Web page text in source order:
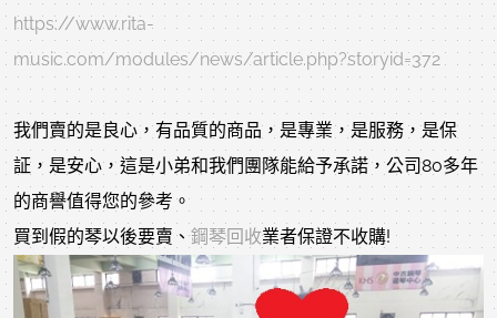
https://www.rita-
music.com/modules/news/article.php?storyid=372
我們賣的是良心，有品質的商品，是專業，是服務，是保
証，是安心，這是小弟和我們團隊能給予承諾，公司80多年
的商譽值得您的參考。
買到假的琴以後要賣、鋼琴回收業者保證不收購!